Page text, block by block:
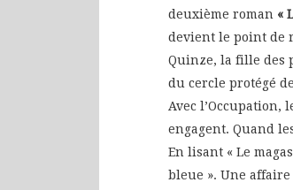
deuxième roman «
devient le point de
Quinze, la fille des
du cercle protégé
Avec
engagent. Quand
En lisant « Le
bleue ». Une